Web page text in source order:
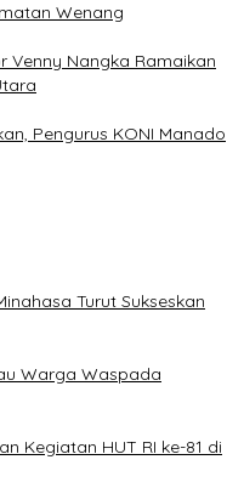
Wenang
Venny Nangka Ramaikan
Pengurus KONI Manado
Turut Sukseskan
Warga Waspada
Kegiatan HUT RI ke-81 di